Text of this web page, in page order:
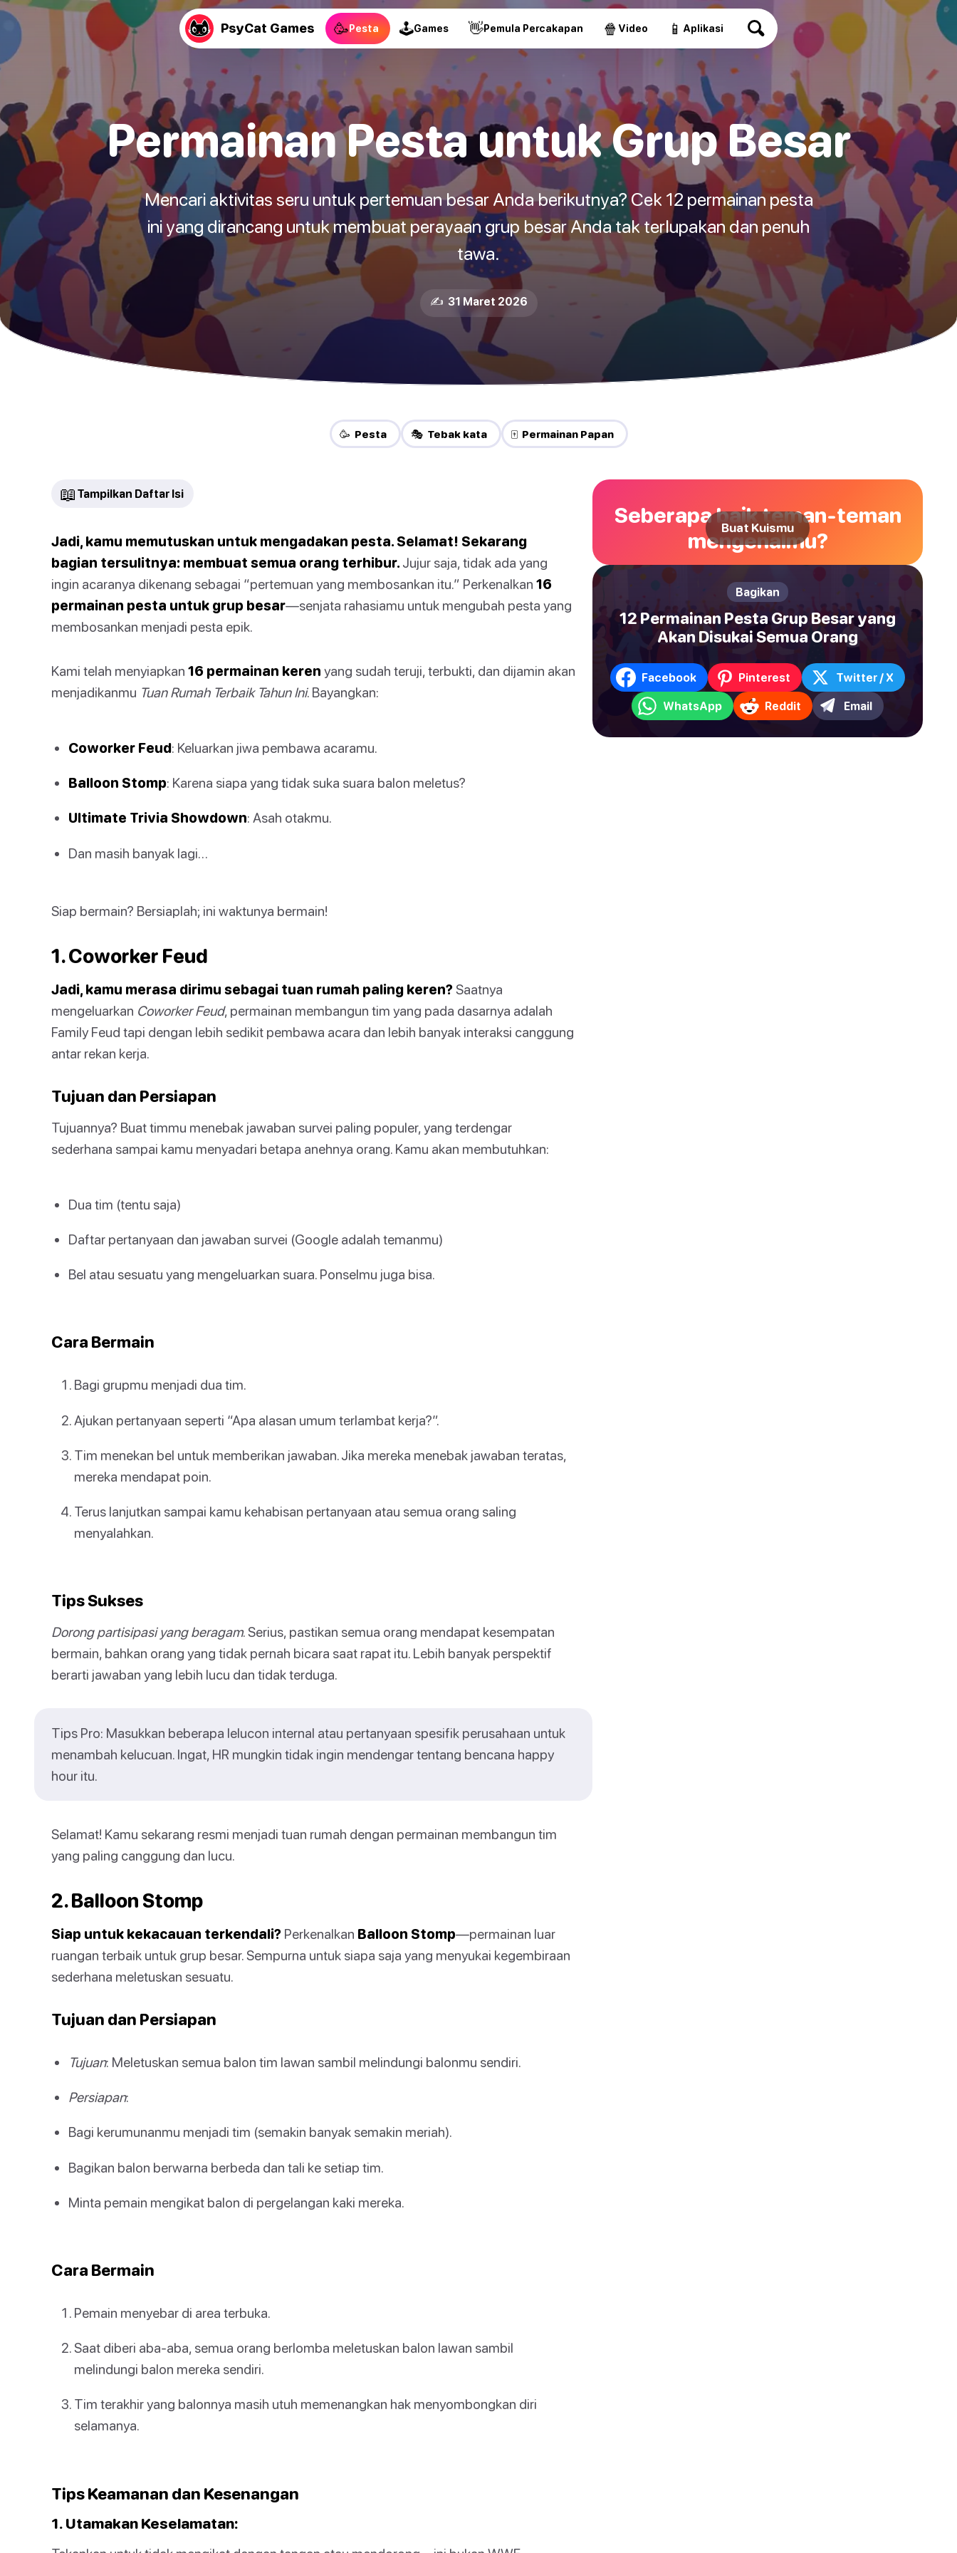
PsyCat Games 🥳Pesta 🕹Games 👋Pemula Percakapan 🍿 Video 📱 Aplikasi
Permainan Pesta untuk Grup Besar
Mencari aktivitas seru untuk pertemuan besar Anda berikutnya? Cek 12 permainan pesta
ini yang dirancang untuk membuat perayaan grup besar Anda tak terlupakan dan penuh
tawa.
✍️ 31 Maret 2026
🥳 Pesta 🎭 Tebak kata 🀄 Permainan Papan
📖 Tampilkan Daftar Isi
Jadi, kamu memutuskan untuk mengadakan pesta. Selamat! Sekarang
bagian tersulitnya: membuat semua orang terhibur. Jujur saja, tidak ada yang
ingin acaranya dikenang sebagai “pertemuan yang membosankan itu.” Perkenalkan 16
permainan pesta untuk grup besar—senjata rahasiamu untuk mengubah pesta yang
membosankan menjadi pesta epik.
Kami telah menyiapkan 16 permainan keren yang sudah teruji, terbukti, dan dijamin akan
menjadikanmu Tuan Rumah Terbaik Tahun Ini. Bayangkan:
Coworker Feud: Keluarkan jiwa pembawa acaramu.
Balloon Stomp: Karena siapa yang tidak suka suara balon meletus?
Ultimate Trivia Showdown: Asah otakmu.
Dan masih banyak lagi…
Siap bermain? Bersiaplah; ini waktunya bermain!
1. Coworker Feud
Jadi, kamu merasa dirimu sebagai tuan rumah paling keren? Saatnya
mengeluarkan Coworker Feud, permainan membangun tim yang pada dasarnya adalah
Family Feud tapi dengan lebih sedikit pembawa acara dan lebih banyak interaksi canggung
antar rekan kerja.
Tujuan dan Persiapan
Tujuannya? Buat timmu menebak jawaban survei paling populer, yang terdengar
sederhana sampai kamu menyadari betapa anehnya orang. Kamu akan membutuhkan:
Dua tim (tentu saja)
Daftar pertanyaan dan jawaban survei (Google adalah temanmu)
Bel atau sesuatu yang mengeluarkan suara. Ponselmu juga bisa.
Cara Bermain
Bagi grupmu menjadi dua tim.
Ajukan pertanyaan seperti “Apa alasan umum terlambat kerja?”.
Tim menekan bel untuk memberikan jawaban. Jika mereka menebak jawaban teratas,
mereka mendapat poin.
Terus lanjutkan sampai kamu kehabisan pertanyaan atau semua orang saling
menyalahkan.
Tips Sukses
Dorong partisipasi yang beragam. Serius, pastikan semua orang mendapat kesempatan
bermain, bahkan orang yang tidak pernah bicara saat rapat itu. Lebih banyak perspektif
berarti jawaban yang lebih lucu dan tidak terduga.
Tips Pro: Masukkan beberapa lelucon internal atau pertanyaan spesifik perusahaan untuk
menambah kelucuan. Ingat, HR mungkin tidak ingin mendengar tentang bencana happy
hour itu.
Selamat! Kamu sekarang resmi menjadi tuan rumah dengan permainan membangun tim
yang paling canggung dan lucu.
2. Balloon Stomp
Siap untuk kekacauan terkendali? Perkenalkan Balloon Stomp—permainan luar
ruangan terbaik untuk grup besar. Sempurna untuk siapa saja yang menyukai kegembiraan
sederhana meletuskan sesuatu.
Tujuan dan Persiapan
Tujuan: Meletuskan semua balon tim lawan sambil melindungi balonmu sendiri.
Persiapan:
Bagi kerumunanmu menjadi tim (semakin banyak semakin meriah).
Bagikan balon berwarna berbeda dan tali ke setiap tim.
Minta pemain mengikat balon di pergelangan kaki mereka.
Cara Bermain
Pemain menyebar di area terbuka.
Saat diberi aba-aba, semua orang berlomba meletuskan balon lawan sambil
melindungi balon mereka sendiri.
Tim terakhir yang balonnya masih utuh memenangkan hak menyombongkan diri
selamanya.
Tips Keamanan dan Kesenangan
1. Utamakan Keselamatan:
Seberapa baik teman-teman
mengenalmu?
Buat Kuismu
Bagikan
12 Permainan Pesta Grup Besar yang
Akan Disukai Semua Orang
Facebook Pinterest Twitter / X
WhatsApp Reddit Email